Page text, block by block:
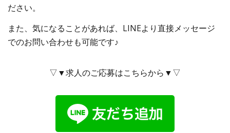
ださい。
また、気になることがあれば、LINEより直接メッセージ
でのお問い合わせも可能です♪
▽▼求人のご応募はこちらから▼▽